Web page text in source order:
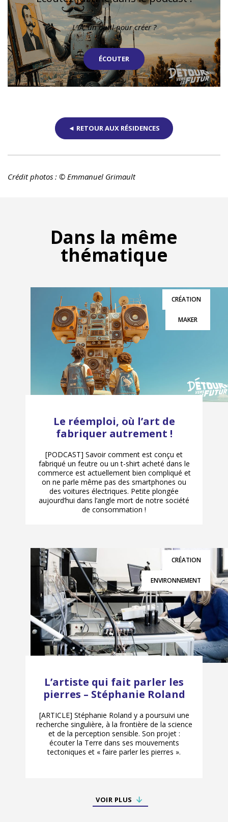
L’IA, un outil pour créer ?
ÉCOUTER
◄ RETOUR AUX RÉSIDENCES
Crédit photos : © Emmanuel Grimault
Dans la même
thématique
CRÉATION
MAKER
Le réemploi, où l’art de
fabriquer autrement !
[PODCAST] Savoir comment est conçu et
fabriqué un feutre ou un t-shirt acheté dans le
commerce est actuellement bien compliqué et
on ne parle même pas des smartphones ou
des voitures électriques. Petite plongée
aujourd’hui dans l’angle mort de notre société
de consommation !
CRÉATION
ENVIRONNEMENT
L’artiste qui fait parler les
pierres – Stéphanie Roland
[ARTICLE] Stéphanie Roland y a poursuivi une
recherche singulière, à la frontière de la science
et de la perception sensible. Son projet :
écouter la Terre dans ses mouvements
tectoniques et « faire parler les pierres ».
VOIR PLUS